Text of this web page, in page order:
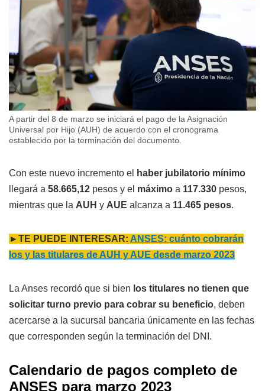
A partir del 8 de marzo se iniciará el pago de la Asignación
Universal por Hijo (AUH) de acuerdo con el cronograma
establecido por la terminación del documento.
Con este nuevo incremento el
haber jubilatorio mínimo
llegará a 58.665,12 pesos y el máximo a 117.330 pesos,
mientras que la AUH y AUE alcanza a 11.465 pesos.
►TE PUEDE INTERESAR: ANSES: cuánto cobrarán
los y las titulares de AUH y AUE desde marzo 2023
La Anses recordó que si bien los titulares no tienen que
solicitar turno previo para cobrar su beneficio, deben
acercarse a la sucursal bancaria únicamente en las fechas
que corresponden según la terminación del DNI.
Calendario de pagos completo de
ANSES para marzo 2023